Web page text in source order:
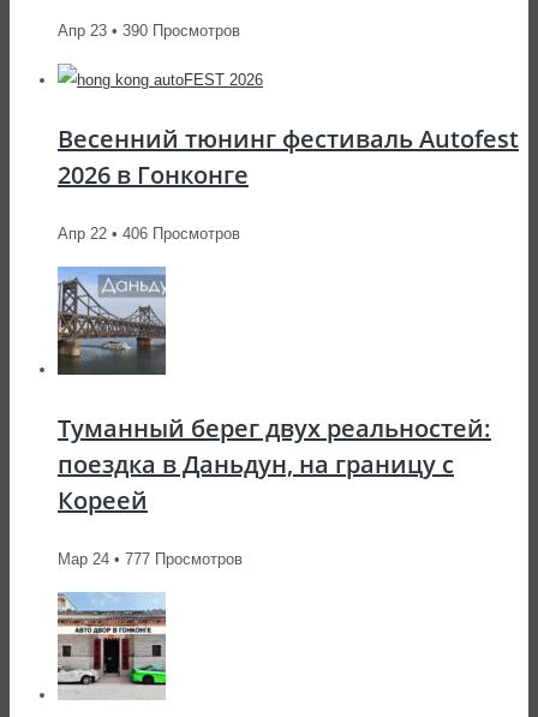
Апр 23 • 390 Просмотров
Весенний тюнинг фестиваль Autofest
2026 в Гонконге
Апр 22 • 406 Просмотров
Туманный берег двух реальностей:
поездка в Даньдун, на границу с
Кореей
Мар 24 • 777 Просмотров